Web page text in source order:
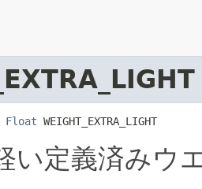
Float WEIGHT_EXTRA_LIGHT
い定義済みウ